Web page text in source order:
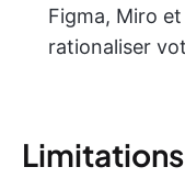
Figma, Miro
rationaliser